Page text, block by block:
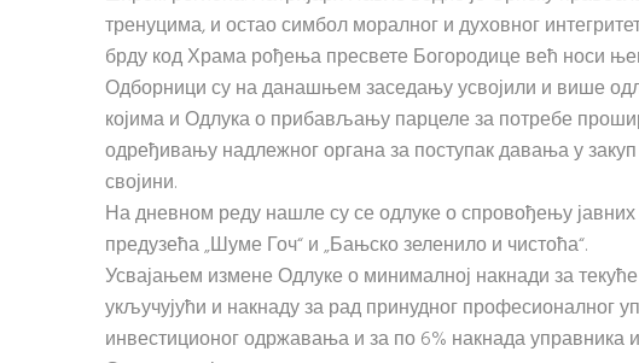
тренуцима, и остао симбол моралног и духовног
брду код Храма рођења пресвете Богородице већ носи
Одборници су на данашњем заседању усвојили и више
којима и Одлука о прибављању парцеле за потребе
одређивању надлежног органа за поступак давања у
својини.
На дневном реду нашле су се одлуке о спровођењу
предузећа „Шуме Гоч“ и „Бањско зеленило и чистоћа“.
Усвајањем измене Одлуке о минималној накнади за
укључујући и накнаду за рад принудног професионалног
инвестиционог одржавања и за по 6% накнада управника